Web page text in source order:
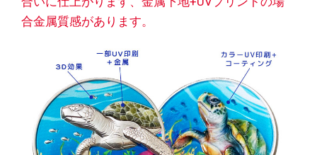
合金属質感があります。